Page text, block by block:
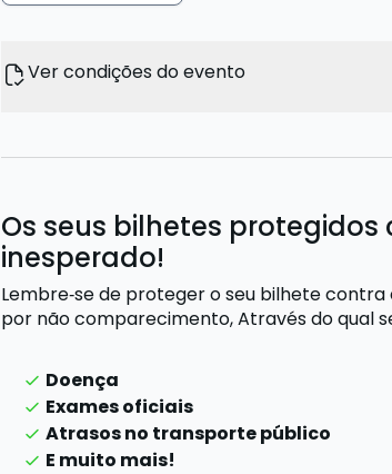
Ver condições do evento
Os seus bilhetes
inesperado!
Lembre‑se de proteger o seu bilhete
por não comparecimento,Através do qual
Doença
Exames oficiais
Atrasos no transporte público
E muito mais!